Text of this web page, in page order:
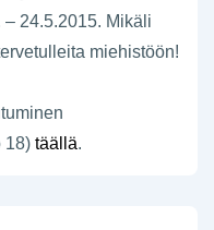
24.5.2015. Mikäli
miehistöön!
18) täällä.